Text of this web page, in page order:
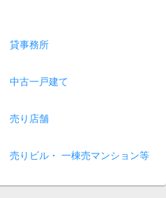
貸事務所
中古一戸建て
売り店舗
売りビル・ 一棟売マンション等